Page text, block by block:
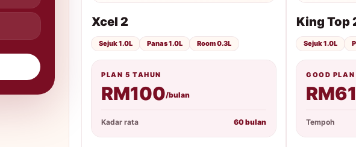
Xcel 2
Sejuk 1.0L Panas 1.0L Room 0.3L
PLAN 5 TAHUN
RM100/bulan
Kadar rata 60 bulan
King Top
Sejuk 1.0L
GOOD PLAN
Tempoh